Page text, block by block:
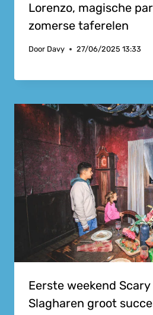
Lorenzo, magische
zomerse taferelen
Door Davy 27/06/2025 13:33
Eerste weekend
Slagharen groot